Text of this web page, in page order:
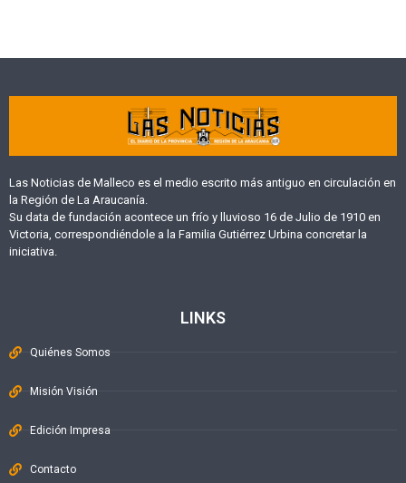
Las Noticias de Malleco es el medio escrito más antiguo en circulación en
la Región de La Araucanía.
Su data de fundación acontece un frío y lluvioso 16 de Julio de 1910 en
Victoria, correspondiéndole a la Familia Gutiérrez Urbina concretar la
iniciativa.
LINKS
Quiénes Somos
Misión Visión
Edición Impresa
Contacto